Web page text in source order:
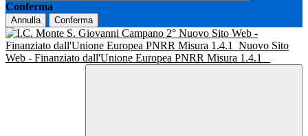
Conferma
Annulla Conferma
Nuovo Sito Web -
Finanziato dall'Unione Europea PNRR Misura 1.4.1
Nuovo Sito
Web - Finanziato dall'Unione Europea PNRR Misura 1.4.1